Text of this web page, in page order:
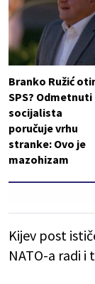
Branko Ružić
SPS? Odmetnuti
socijalista
poručuje vrhu
stranke: Ovo je
mazohizam
Kijev post
NATO-a radi i